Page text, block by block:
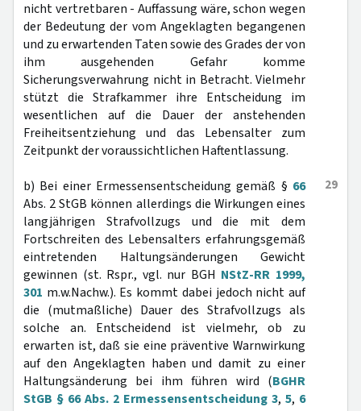
nicht vertretbaren - Auffassung wäre, schon wegen
der Bedeutung der vom Angeklagten begangenen
und zu erwartenden Taten sowie des Grades der von
ihm ausgehenden Gefahr komme
Sicherungsverwahrung nicht in Betracht. Vielmehr
stützt die Strafkammer ihre Entscheidung im
wesentlichen auf die Dauer der anstehenden
Freiheitsentziehung und das Lebensalter zum
Zeitpunkt der voraussichtlichen Haftentlassung.
29
b) Bei einer Ermessensentscheidung gemäß § 66
Abs. 2 StGB können allerdings die Wirkungen eines
langjährigen Strafvollzugs und die mit dem
Fortschreiten des Lebensalters erfahrungsgemäß
eintretenden Haltungsänderungen Gewicht
gewinnen (st. Rspr., vgl. nur BGH NStZ-RR 1999,
301 m.w.Nachw.). Es kommt dabei jedoch nicht auf
die (mutmaßliche) Dauer des Strafvollzugs als
solche an. Entscheidend ist vielmehr, ob zu
erwarten ist, daß sie eine präventive Warnwirkung
auf den Angeklagten haben und damit zu einer
Haltungsänderung bei ihm führen wird (BGHR
StGB § 66 Abs. 2 Ermessensentscheidung 3, 5, 6